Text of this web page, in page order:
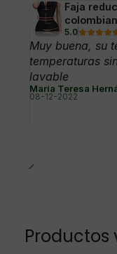
Faja
5.0
Muy buena, su
temperaturas
lavable
María Teresa
08-12-2022
Productos